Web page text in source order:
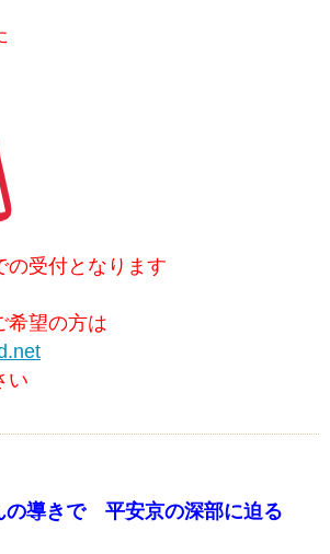
の受付となります
希望の方は
い
の導きで 平安京の深部に迫る